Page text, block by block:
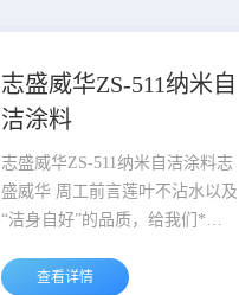
效抑制外界热源由于热量传导导
体构造相当于打造了暖水瓶保温
隔热机理，涂料中加入的空心玻
璃微珠粒径在80目以上，且含量
达到...
志盛威华ZS-511纳米自
洁涂料
志盛威华ZS-511纳米自洁涂料志
盛威华 周工前言莲叶不沾水以及
“洁身自好”的品质，给我们*样
到：如果能制造出一种“仿莲叶”
查看详情